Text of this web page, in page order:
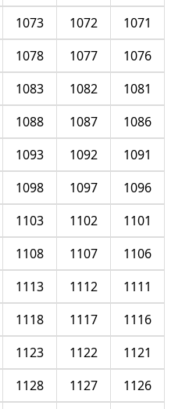
1071
1072
1073
1076
1077
1078
1081
1082
1083
1086
1087
1088
1091
1092
1093
1096
1097
1098
1101
1102
1103
1106
1107
1108
1111
1112
1113
1116
1117
1118
1121
1122
1123
1126
1127
1128